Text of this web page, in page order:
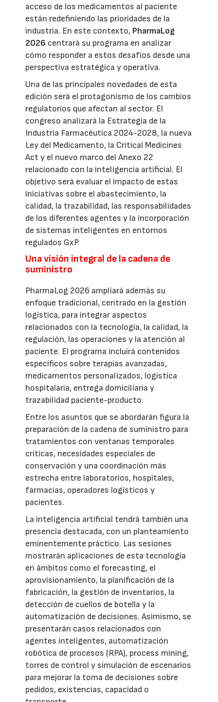
acceso de los medicamentos al paciente
están redefiniendo las prioridades de la
industria. En este contexto, PharmaLog
2026 centrará su programa en analizar
cómo responder a estos desafíos desde una
perspectiva estratégica y operativa.
Una de las principales novedades de esta
edición será el protagonismo de los cambios
regulatorios que afectan al sector. El
congreso analizará la Estrategia de la
Industria Farmacéutica 2024-2028, la nueva
Ley del Medicamento, la Critical Medicines
Act y el nuevo marco del Anexo 22
relacionado con la inteligencia artificial. El
objetivo será evaluar el impacto de estas
iniciativas sobre el abastecimiento, la
calidad, la trazabilidad, las responsabilidades
de los diferentes agentes y la incorporación
de sistemas inteligentes en entornos
regulados GxP.
Una visión integral de la cadena de
suministro
PharmaLog 2026 ampliará además su
enfoque tradicional, centrado en la gestión
logística, para integrar aspectos
relacionados con la tecnología, la calidad, la
regulación, las operaciones y la atención al
paciente. El programa incluirá contenidos
específicos sobre terapias avanzadas,
medicamentos personalizados, logística
hospitalaria, entrega domiciliaria y
trazabilidad paciente-producto.
Entre los asuntos que se abordarán figura la
preparación de la cadena de suministro para
tratamientos con ventanas temporales
críticas, necesidades especiales de
conservación y una coordinación más
estrecha entre laboratorios, hospitales,
farmacias, operadores logísticos y
pacientes.
La inteligencia artificial tendrá también una
presencia destacada, con un planteamiento
eminentemente práctico. Las sesiones
mostrarán aplicaciones de esta tecnología
en ámbitos como el forecasting, el
aprovisionamiento, la planificación de la
fabricación, la gestión de inventarios, la
detección de cuellos de botella y la
automatización de decisiones. Asimismo, se
presentarán casos relacionados con
agentes inteligentes, automatización
robótica de procesos (RPA), process mining,
torres de control y simulación de escenarios
para mejorar la toma de decisiones sobre
pedidos, existencias, capacidad o